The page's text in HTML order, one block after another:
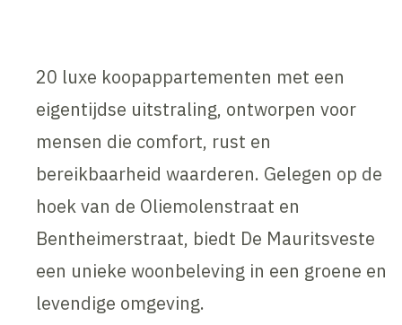
20 luxe koopappartementen met een
eigentijdse uitstraling, ontworpen voor
mensen die comfort, rust en
bereikbaarheid waarderen. Gelegen op de
hoek van de Oliemolenstraat en
Bentheimerstraat, biedt De Mauritsveste
een unieke woonbeleving in een groene en
levendige omgeving.